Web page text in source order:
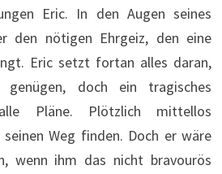
Eric. In den Augen seines
den nötigen Ehrgeiz, den eine
Eric setzt fortan alles daran,
genügen, doch ein tragisches
Pläne. Plötzlich mittellos
Weg finden. Doch er wäre
wenn ihm das nicht bravourös